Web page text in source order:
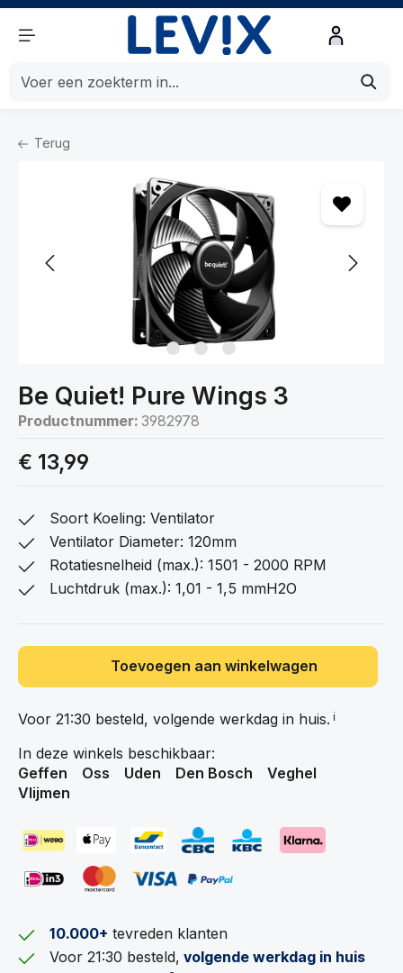
Terug
Home
Be Quiet! Pure Wings 3
Productnummer: 3982978
€ 13,99
Soort Koeling: Ventilator
Ventilator Diameter: 120mm
Rotatiesnelheid (max.): 1501 - 2000 RPM
Luchtdruk (max.): 1,01 - 1,5 mmH2O
Toevoegen aan winkelwagen
Voor 21:30 besteld, volgende werkdag in huis. ℹ️
In deze winkels beschikbaar:
Geffen
Oss Uden Den Bosch
Veghel
Vlijmen
10.000+ tevreden klanten
Voor 21:30 besteld, volgende werkdag in huis